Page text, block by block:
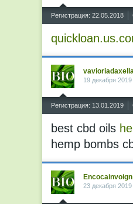
Регистрация: 22.05.2018
19 декабря
Регистрация: 13.01.2019
best cbd oils
hemp bombs
Encocainvoign
23 декабря